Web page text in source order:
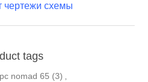
схемы
tags
nomad 65 (3) ,